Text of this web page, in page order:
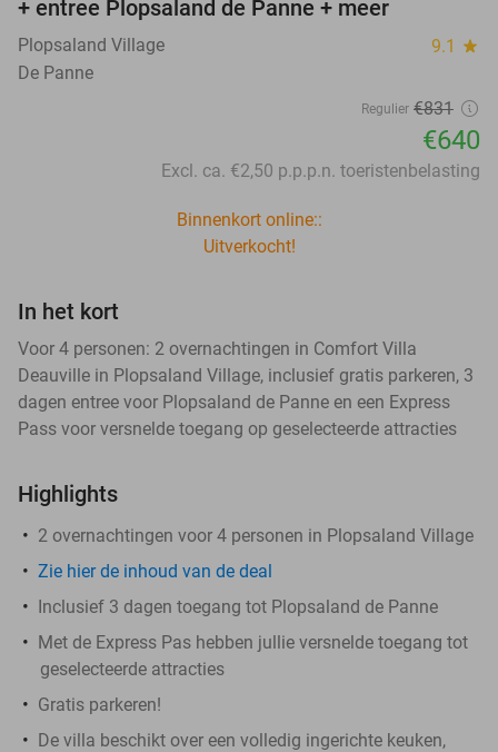
+ entree Plopsaland de Panne + meer
Plopsaland Village 9.1 star
De Panne
Regulier €831
€640
Excl. ca. €2,50 p.p.p.n. toeristenbelasting
Binnenkort online::
Uitverkocht!
In het kort
Voor 4 personen: 2 overnachtingen in Comfort Villa
Deauville in Plopsaland Village, inclusief gratis parkeren, 3
dagen entree voor Plopsaland de Panne en een Express
Pass voor versnelde toegang op geselecteerde attracties
Highlights
2 overnachtingen voor 4 personen in Plopsaland Village
Zie hier de inhoud van de deal
Inclusief 3 dagen toegang tot Plopsaland de Panne
Met de Express Pas hebben jullie versnelde toegang tot
geselecteerde attracties
Gratis parkeren!
De villa beschikt over een volledig ingerichte keuken,